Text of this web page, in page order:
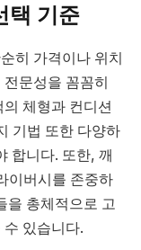
택 기준
히 가격이나 위치
문성을 꼼꼼히
체형과 컨디션
기법 또한 다양하
합니다. 또한, 깨
이버시를 존중하
을 총체적으로 고
있습니다.